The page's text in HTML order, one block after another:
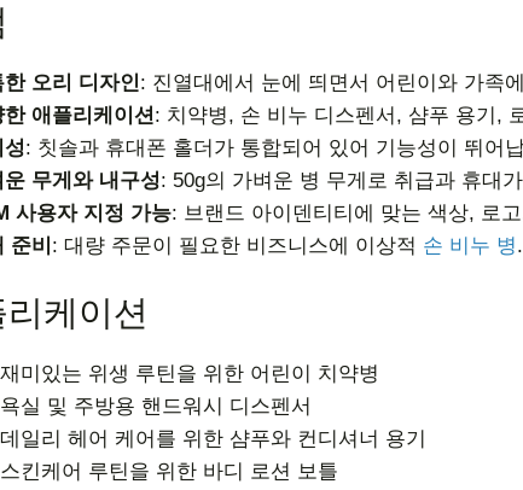
한 오리 디자인: 진열대에서 눈에 띄면서 어린이와 가족
한 애플리케이션 : 치약병, 손 비누 디스펜서, 샴푸 용기,
: 칫솔과 휴대폰 홀더가 통합되어 있어 기능성이 뛰어
운 무게와 내구성: 50g의 가벼운 병 무게로 취급과 휴대
사용자 지정 가능: 브랜드 아이덴티티에 맞는 색상, 로
준비 : 대량 주문이 필요한 비즈니스에 이상적 손 비누 병.
케이션
재미있는 위생 루틴을 위한 어린이 치약병
욕실 및 주방용 핸드워시 디스펜서
데일리 헤어 케어를 위한 샴푸와 컨디셔너 용기
스킨케어 루틴을 위한 바디 로션 보틀